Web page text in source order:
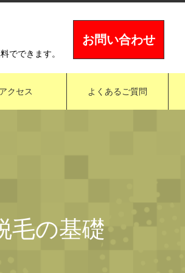
でできます。
お問い合わせ
クセス よくあるご質問
毛の基礎